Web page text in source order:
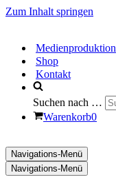
Zum Inhalt springen
Medienproduktion
Shop
Kontakt
Suchen nach …
Warenkorb0
Navigations-Menü
Navigations-Menü